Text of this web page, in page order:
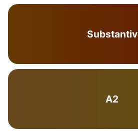
Substantiv
A2